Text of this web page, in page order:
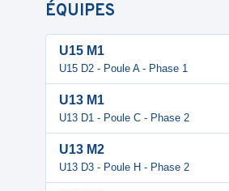
ÉQUIPES
U15 M1
U15 D2 - Poule A - Phase 1
U13 M1
U13 D1 - Poule C - Phase 2
U13 M2
U13 D3 - Poule H - Phase 2